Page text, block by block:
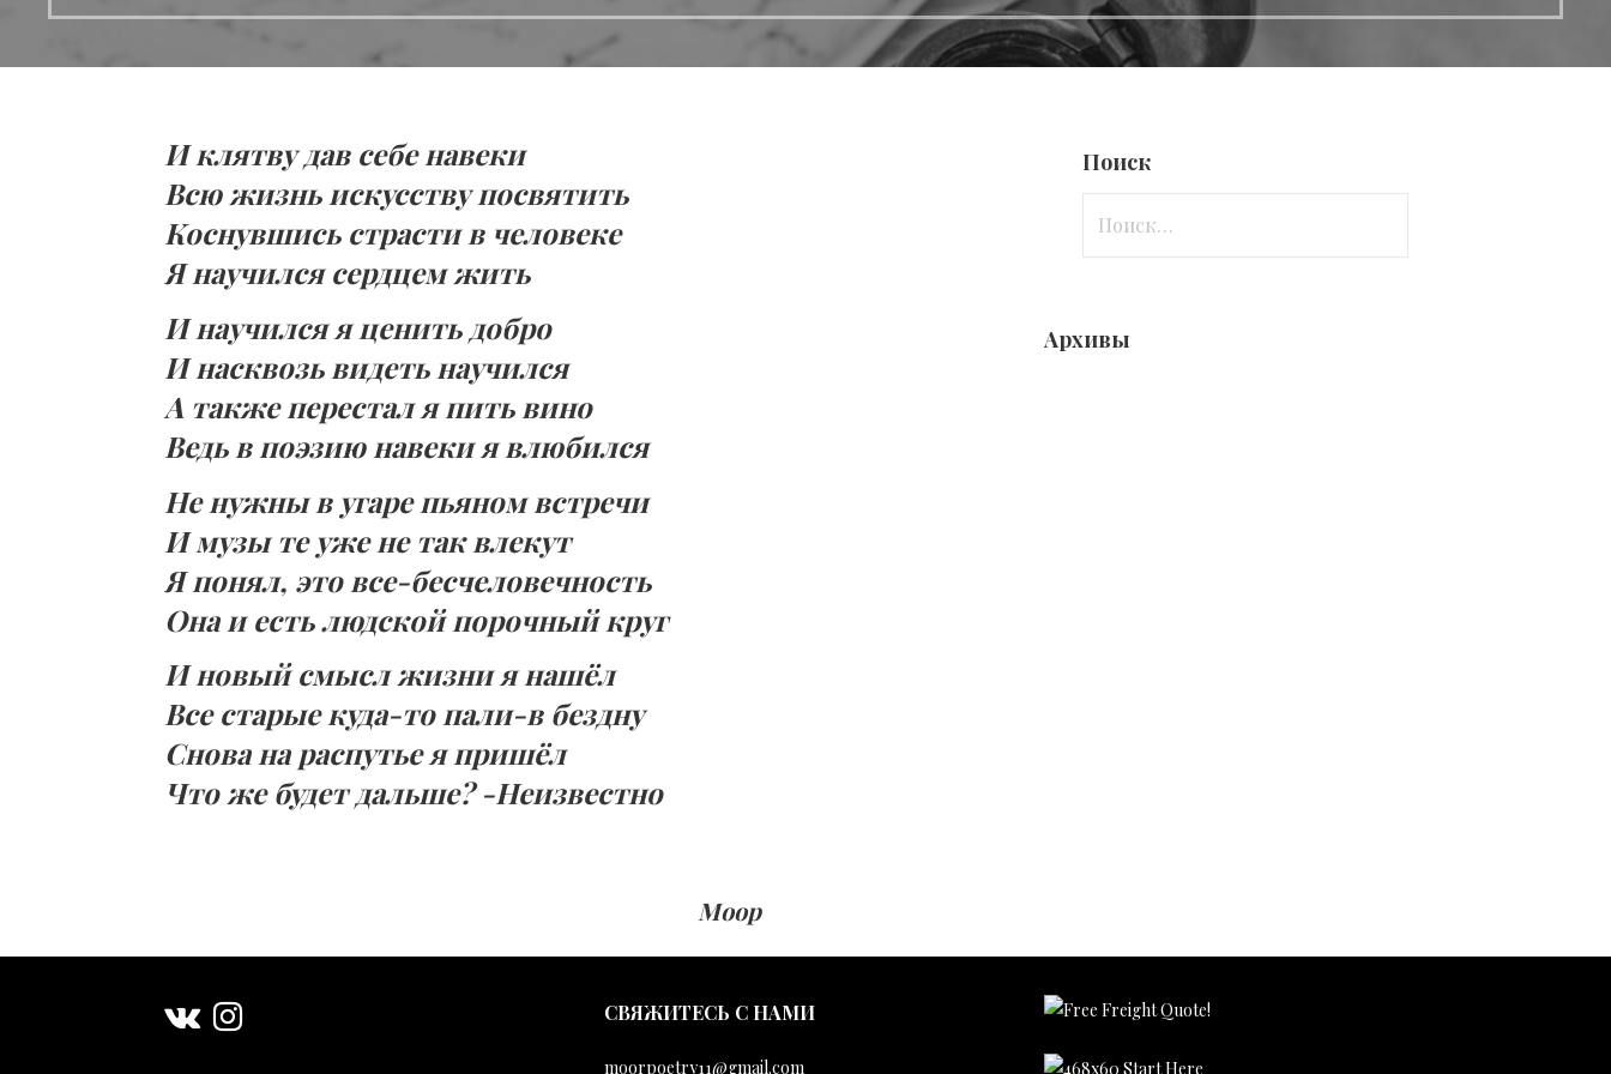
И клятву дав себе навеки
Всю жизнь искусству посвятить
Коснувшись страсти в человеке
Я научился сердцем жить
И научился я ценить добро
И насквозь видеть научился
А также перестал я пить вино
Ведь в поэзию навеки я влюбился
Не нужны в угаре пьяном встречи
И музы те уже не так влекут
Я понял, это все-бесчеловечность
Она и есть людской порочный круг
И новый смысл жизни я нашёл
Все старые куда-то пали-в бездну
Снова на распутье я пришёл
Что же будет дальше? -Неизвестно
Моор
Поиск
Архивы
CВЯЖИТЕСЬ С НАМИ
moorpoetry11@gmail.com